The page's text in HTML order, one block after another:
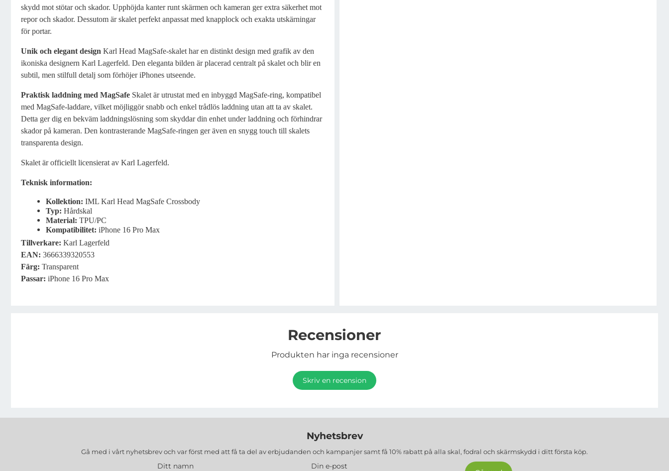
skydd mot stötar och skador. Upphöjda kanter runt skärmen och kameran ger extra säkerhet mot
repor och skador. Dessutom är skalet perfekt anpassat med knapplock och exakta utskärningar
för portar.
Unik och elegant design Karl Head MagSafe-skalet har en distinkt design med grafik av den
ikoniska designern Karl Lagerfeld. Den eleganta bilden är placerad centralt på skalet och blir en
subtil, men stilfull detalj som förhöjer iPhones utseende.
Praktisk laddning med MagSafe Skalet är utrustat med en inbyggd MagSafe-ring, kompatibel
med MagSafe-laddare, vilket möjliggör snabb och enkel trådlös laddning utan att ta av skalet.
Detta ger dig en bekväm laddningslösning som skyddar din enhet under laddning och förhindrar
skador på kameran. Den kontrasterande MagSafe-ringen ger även en snygg touch till skalets
transparenta design.
Skalet är officiellt licensierat av Karl Lagerfeld.
Teknisk information:
Kollektion: IML Karl Head MagSafe Crossbody
Typ: Hårdskal
Material: TPU/PC
Kompatibilitet: iPhone 16 Pro Max
Tillverkare: Karl Lagerfeld
EAN: 3666339320553
Färg: Transparent
Passar: iPhone 16 Pro Max
Recensioner
Produkten har inga recensioner
Skriv en recension
Nyhetsbrev
Gå med i vårt nyhetsbrev och var först med att få ta del av erbjudanden och kampanjer samt få 10% rabatt på alla skal, fodral och skärmskydd i ditt första köp.
Ditt namn Din e-post